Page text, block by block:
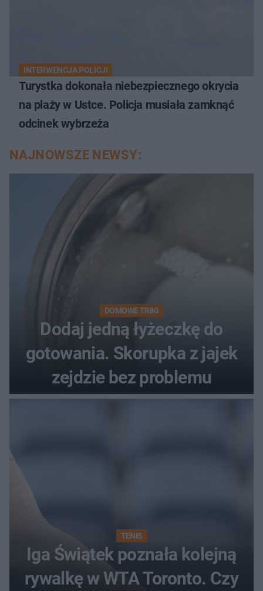
INTERWENCJA POLICJI
Turystka dokonała niebezpiecznego okrycia
na plaży w Ustce. Policja musiała zamknąć
odcinek wybrzeża
NAJNOWSZE NEWSY:
DOMOWE TRIKI
Dodaj jedną łyżeczkę do
gotowania. Skorupka z jajek
zejdzie bez problemu
TENIS
Iga Świątek poznała kolejną
rywalkę w WTA Toronto. Czy